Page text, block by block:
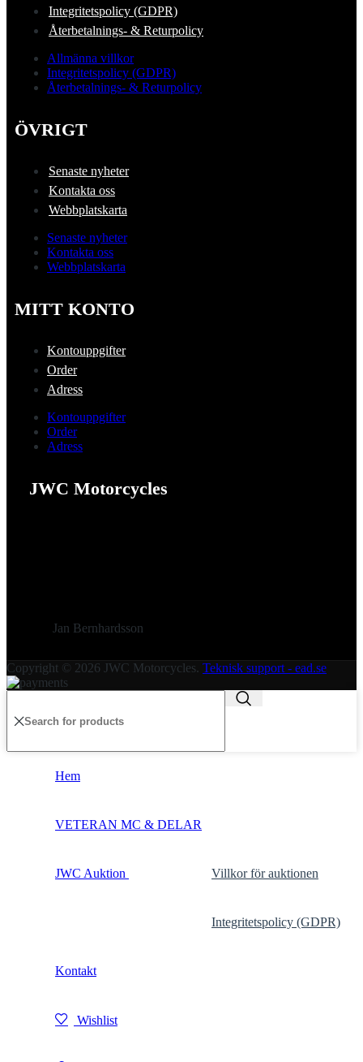
Integritetspolicy (GDPR)
Återbetalnings- & Returpolicy
Allmänna villkor
Integritetspolicy (GDPR)
Återbetalnings- & Returpolicy
ÖVRIGT
Senaste nyheter
Kontakta oss
Webbplatskarta
Senaste nyheter
Kontakta oss
Webbplatskarta
MITT KONTO
Kontouppgifter
Order
Adress
Kontouppgifter
Order
Adress
JWC Motorcycles
Jan Bernhardsson
Copyright © 2026 JWC Motorcycles. Teknisk support - ead.se
Hem
VETERAN MC & DELAR
JWC Auktion Villkor för auktionen
Integritetspolicy (GDPR)
Kontakt
Wishlist